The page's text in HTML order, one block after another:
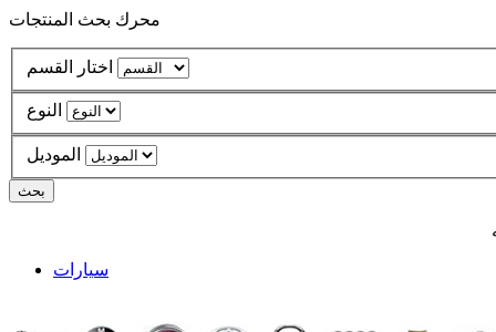
محرك بحث المنتجات
اختار القسم
النوع
الموديل
سيارات